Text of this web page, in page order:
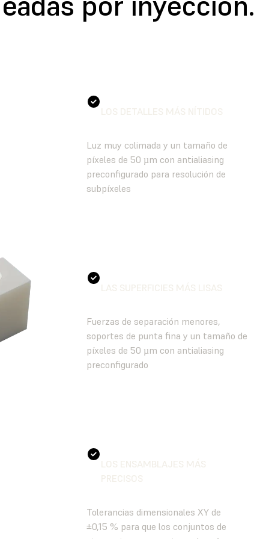
LOS DETALLES MÁS NÍTIDOS
Luz muy colimada y un tamaño de
píxeles de 50 µm con antialiasing
preconfigurado para resolución de
subpíxeles
LAS SUPERFICIES MÁS LISAS
Fuerzas de separación menores,
soportes de punta fina y un tamaño de
píxeles de 50 µm con antialiasing
preconfigurado
LOS ENSAMBLAJES MÁS
PRECISOS
Tolerancias dimensionales XY de
±0,15 % para que los conjuntos de